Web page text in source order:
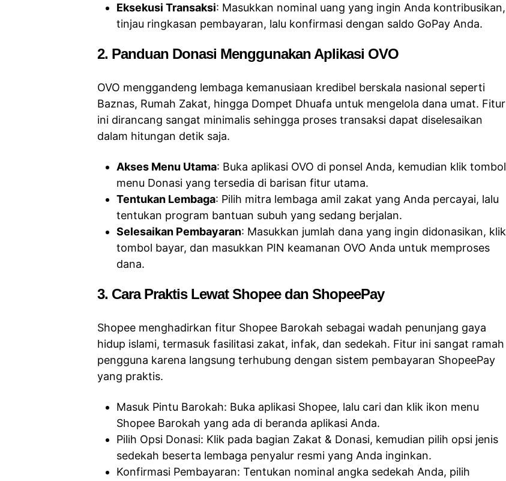
Eksekusi Transaksi: Masukkan nominal uang yang ingin Anda kontribusikan,
tinjau ringkasan pembayaran, lalu konfirmasi dengan saldo GoPay Anda.
2. Panduan Donasi Menggunakan Aplikasi OVO
OVO menggandeng lembaga kemanusiaan kredibel berskala nasional seperti
Baznas, Rumah Zakat, hingga Dompet Dhuafa untuk mengelola dana umat. Fitur
ini dirancang sangat minimalis sehingga proses transaksi dapat diselesaikan
dalam hitungan detik saja.
Akses Menu Utama: Buka aplikasi OVO di ponsel Anda, kemudian klik tombol
menu Donasi yang tersedia di barisan fitur utama.
Tentukan Lembaga: Pilih mitra lembaga amil zakat yang Anda percayai, lalu
tentukan program bantuan subuh yang sedang berjalan.
Selesaikan Pembayaran: Masukkan jumlah dana yang ingin didonasikan, klik
tombol bayar, dan masukkan PIN keamanan OVO Anda untuk memproses
dana.
3. Cara Praktis Lewat Shopee dan ShopeePay
Shopee menghadirkan fitur Shopee Barokah sebagai wadah penunjang gaya
hidup islami, termasuk fasilitasi zakat, infak, dan sedekah. Fitur ini sangat ramah
pengguna karena langsung terhubung dengan sistem pembayaran ShopeePay
yang praktis.
Masuk Pintu Barokah: Buka aplikasi Shopee, lalu cari dan klik ikon menu
Shopee Barokah yang ada di beranda aplikasi Anda.
Pilih Opsi Donasi: Klik pada bagian Zakat & Donasi, kemudian pilih opsi jenis
sedekah beserta lembaga penyalur resmi yang Anda inginkan.
Konfirmasi Pembayaran: Tentukan nominal angka sedekah Anda, pilih